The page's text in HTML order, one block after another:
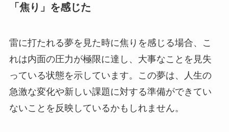
「焦り」を感じた
雷に打たれる夢を見た時に焦りを感じる場合、こ
れは内面の圧力が極限に達し、大事なことを見失
っている状態を示しています。この夢は、人生の
急激な変化や新しい課題に対する準備ができてい
ないことを反映しているかもしれません。